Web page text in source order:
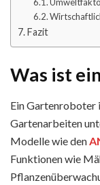
Fazit
Was ist
Ein Gartenroboter
Gartenarbeiten
Modelle wie den
Funktionen wie